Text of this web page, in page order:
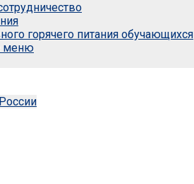
горячего питания обучающихся
меню